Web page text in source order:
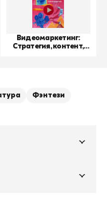
Видеомаркетинг:
Стратегия, контент,
Фэнтези